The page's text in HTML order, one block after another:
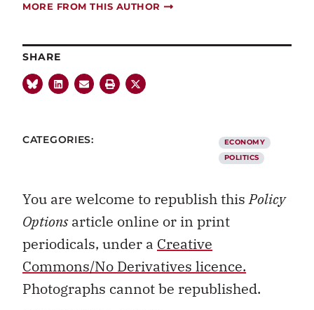
MORE FROM THIS AUTHOR
SHARE
CATEGORIES:
ECONOMY
POLITICS
You are welcome to republish thisPolicy
Optionsarticle online or in print
periodicals, under a Creative
Commons/No Derivatives licence.
Photographs cannot be republished.